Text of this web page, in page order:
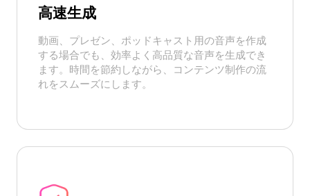
高速生成
動画、プレゼン、ポッドキャスト用の音声を作成
する場合でも、効率よく高品質な音声を生成でき
ます。時間を節約しながら、コンテンツ制作の流
れをスムーズにします。